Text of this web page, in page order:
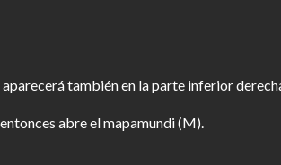
también en la parte inferior
abre el mapamundi (M).